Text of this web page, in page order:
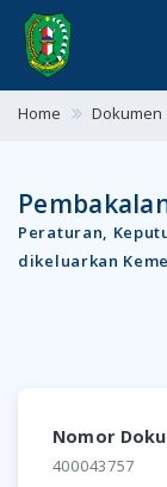
Home Dokumen
Peraturan,
dikeluarkan
Nomor
400043757